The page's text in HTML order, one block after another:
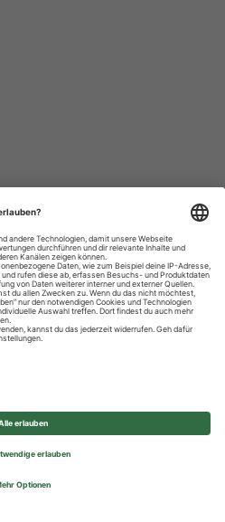
Einstellungen
- All rights reserved